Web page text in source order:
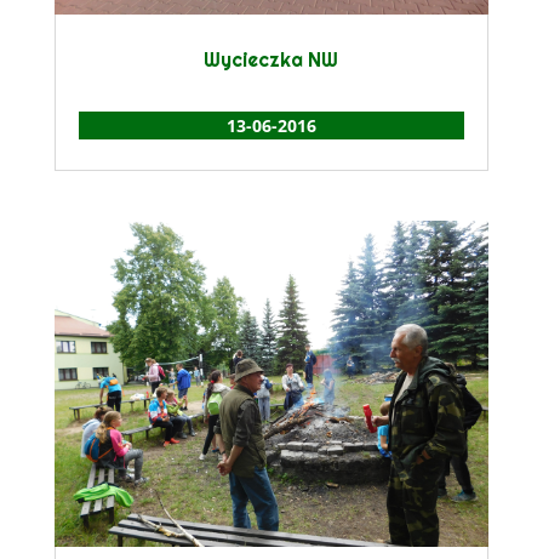
Wycieczka NW
13-06-2016